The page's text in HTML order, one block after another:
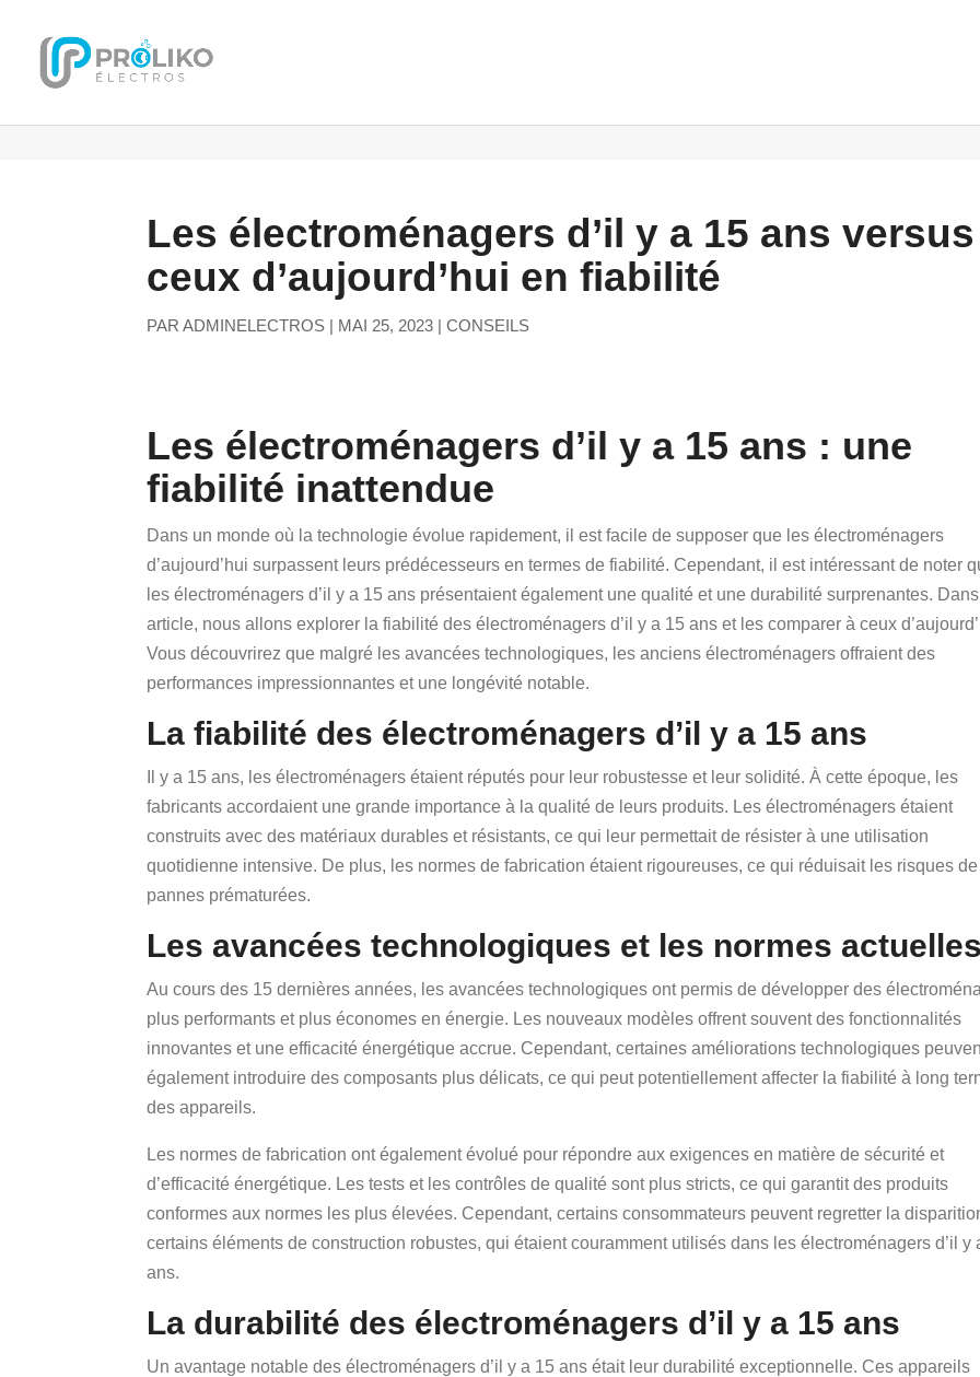
Les électroménagers d’il y a 15 ans versus
ceux d’aujourd’hui en fiabilité
PARADMINELECTROS | MAI 25, 2023 |CONSEILS
Les électroménagers d’il y a 15 ans : une
fiabilité inattendue
Dans un monde où la technologie évolue rapidement, il est facile de supposer que les électroménagers
d’aujourd’hui surpassent leurs prédécesseurs en termes de fiabilité. Cependant, il est intéressant de noter
les électroménagers d’il y a 15 ans présentaient également une qualité et une durabilité surprenantes.
article, nous allons explorer la fiabilité des électroménagers d’il y a 15 ans et les comparer à ceux
Vous découvrirez que malgré les avancées technologiques, les anciens électroménagers offraient des
performances impressionnantes et une longévité notable.
La fiabilité des électroménagers d’il y a 15 ans
Il y a 15 ans, les électroménagers étaient réputés pour leur robustesse et leur solidité. À cette époque, les
fabricants accordaient une grande importance à la qualité de leurs produits. Les électroménagers étaient
construits avec des matériaux durables et résistants, ce qui leur permettait de résister à une utilisation
quotidienne intensive. De plus, les normes de fabrication étaient rigoureuses, ce qui réduisait les risques de
pannes prématurées.
Les avancées technologiques et les normes
Au cours des 15 dernières années, les avancées technologiques ont permis de développer des
plus performants et plus économes en énergie. Les nouveaux modèles offrent souvent des fonctionnalités
innovantes et une efficacité énergétique accrue. Cependant, certaines améliorations technologiques
également introduire des composants plus délicats, ce qui peut potentiellement affecter la fiabilité à long
des appareils.
Les normes de fabrication ont également évolué pour répondre aux exigences en matière de sécurité et
d’efficacité énergétique. Les tests et les contrôles de qualité sont plus stricts, ce qui garantit des produits
conformes aux normes les plus élevées. Cependant, certains consommateurs peuvent regretter la
certains éléments de construction robustes, qui étaient couramment utilisés dans les électroménagers d’il y
ans.
La durabilité des électroménagers d’il y a 15 ans
Un avantage notable des électroménagers d’il y a 15 ans était leur durabilité exceptionnelle. Ces appareils